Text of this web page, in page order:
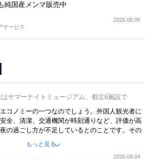
純国産メンマ販売中
サービス
2026.08.09
はサマーナイトミュージアム、都立6施設で
コノミーの一つなのでしょう。外国人観光者に
全、清潔、交通機関が時刻通りなど、評価が高
の過ごし方が不足しているとのことです。その
にこのようなイベントが行われれば、日本人に
も楽しみが増えるでしょうね。
もっと見る
2026.08.04